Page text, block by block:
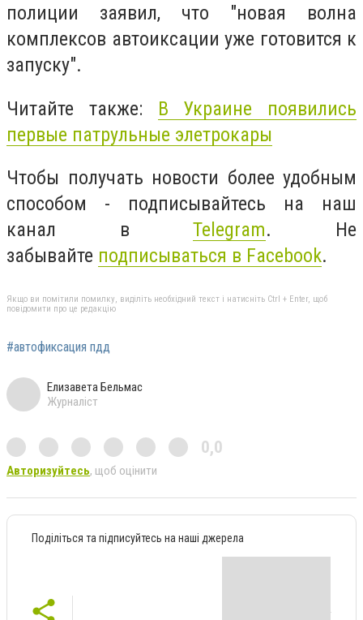
полиции заявил, что "новая волна
комплексов автоиксации уже готовится к
запуску".
Читайте также: В Украине появились
первые патрульные элетрокары
Чтобы получать новости более удобным
способом - подписывайтесь на наш
канал вTelegram. Не
забывайте подписываться в Facebook.
Якщо ви помітили помилку, виділіть необхідний текст і натисніть Ctrl + Enter, щоб
повідомити про це редакцію
#автофиксация пдд
Елизавета Бельмас
Журналіст
0,0
Авторизуйтесь, щоб оцінити
Поділіться та підписуйтесь на наші джерела